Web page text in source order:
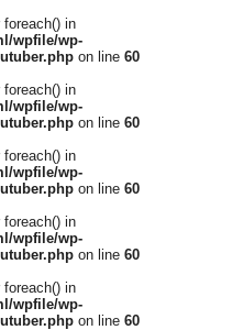
in
wpfile/wp-
on line 60
in
wpfile/wp-
on line 60
in
wpfile/wp-
on line 60
in
wpfile/wp-
on line 60
in
wpfile/wp-
on line 60